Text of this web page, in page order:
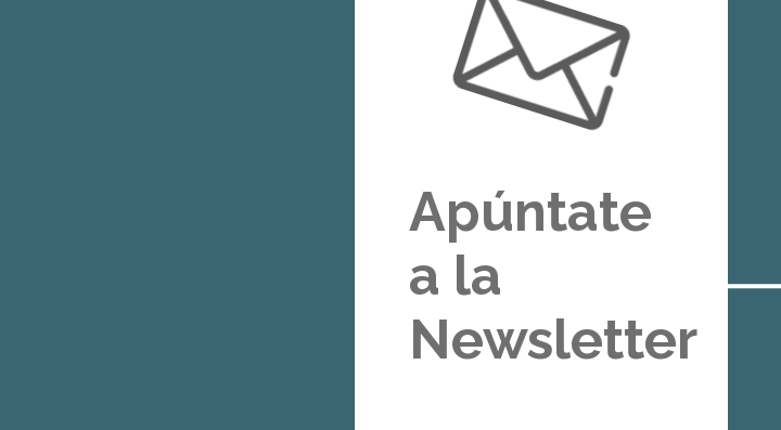
Apúntate
a la
Newsletter